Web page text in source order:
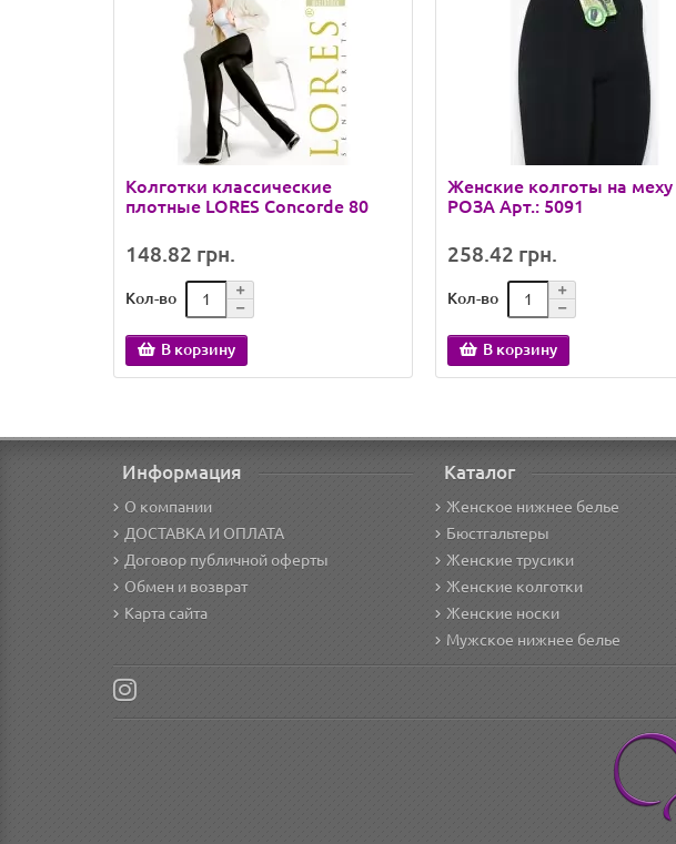
Колготки классические
плотные LORES Concorde 80
148.82 грн.
Кол-во
В корзину
Женские колготы на меху
РОЗА Арт.: 5091
258.42 грн.
Кол-во
В корзину
Информация
О компании
ДОСТАВКА И ОПЛАТА
Договор публичной оферты
Обмен и возврат
Карта сайта
Каталог
Женское нижнее белье
Бюстгальтеры
Женские трусики
Женские колготки
Женские носки
Мужское нижнее белье